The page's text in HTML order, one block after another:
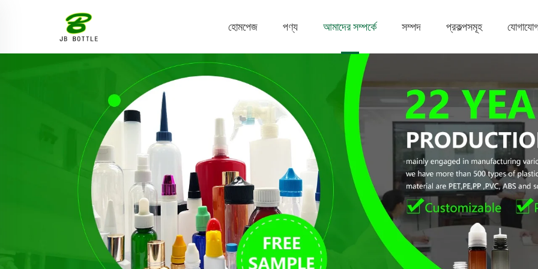
হোমপেজ পণ্য আমাদের সম্পর্কে সম্পদ প্রকল্পসমূহ